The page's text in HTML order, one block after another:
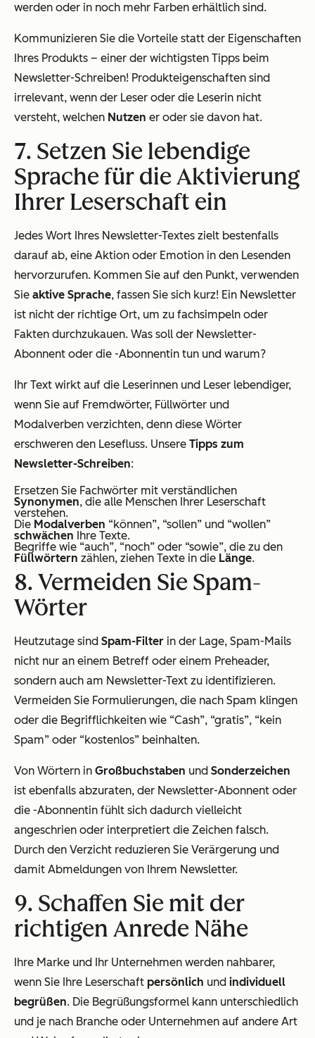
werden oder in noch mehr Farben erhältlich sind.
Kommunizieren Sie die Vorteile statt der Eigenschaften
Ihres Produkts – einer der wichtigsten Tipps beim
Newsletter-Schreiben! Produkteigenschaften sind
irrelevant, wenn der Leser oder die Leserin nicht
versteht, welchen Nutzen er oder sie davon hat.
7. Setzen Sie lebendige
Sprache für die Aktivierung
Ihrer Leserschaft ein
Jedes Wort Ihres Newsletter-Textes zielt bestenfalls
darauf ab, eine Aktion oder Emotion in den Lesenden
hervorzurufen. Kommen Sie auf den Punkt, verwenden
Sie aktive Sprache, fassen Sie sich kurz! Ein Newsletter
ist nicht der richtige Ort, um zu fachsimpeln oder
Fakten durchzukauen. Was soll der Newsletter-
Abonnent oder die -Abonnentin tun und warum?
Ihr Text wirkt auf die Leserinnen und Leser lebendiger,
wenn Sie auf Fremdwörter, Füllwörter und
Modalverben verzichten, denn diese Wörter
erschweren den Lesefluss. Unsere Tipps zum
Newsletter-Schreiben:
Ersetzen Sie Fachwörter mit verständlichen
Synonymen, die alle Menschen Ihrer Leserschaft
verstehen.
Die Modalverben “können”, “sollen” und “wollen”
schwächen Ihre Texte.
Begriffe wie “auch”, “noch” oder “sowie”, die zu den
Füllwörtern zählen, ziehen Texte in die Länge.
8. Vermeiden Sie Spam-
Wörter
Heutzutage sind Spam-Filter in der Lage, Spam-Mails
nicht nur an einem Betreff oder einem Preheader,
sondern auch am Newsletter-Text zu identifizieren.
Vermeiden Sie Formulierungen, die nach Spam klingen
oder die Begrifflichkeiten wie “Cash”, “gratis”, “kein
Spam” oder “kostenlos” beinhalten.
Von Wörtern in Großbuchstaben und Sonderzeichen
ist ebenfalls abzuraten, der Newsletter-Abonnent oder
die -Abonnentin fühlt sich dadurch vielleicht
angeschrien oder interpretiert die Zeichen falsch.
Durch den Verzicht reduzieren Sie Verärgerung und
damit Abmeldungen von Ihrem Newsletter.
9. Schaffen Sie mit der
richtigen Anrede Nähe
Ihre Marke und Ihr Unternehmen werden nahbarer,
wenn Sie Ihre Leserschaft persönlich und individuell
begrüßen. Die Begrüßungsformel kann unterschiedlich
und je nach Branche oder Unternehmen auf andere Art